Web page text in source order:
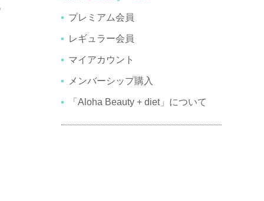
プレミアム会員
レギュラー会員
マイアカウント
メンバーシップ購入
「Aloha Beauty + diet」について